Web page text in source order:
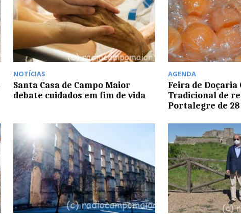
NOTÍCIAS
Santa Casa de Campo Maior
debate cuidados em fim de vida
AGENDA
Feira de Doçaria
Tradicional de
Portalegre de